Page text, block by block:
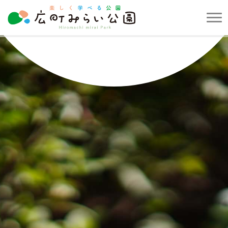
し
く
べ
る
公
園
み
ら
い
公
園
メ
ュ
ー
を
開
閉